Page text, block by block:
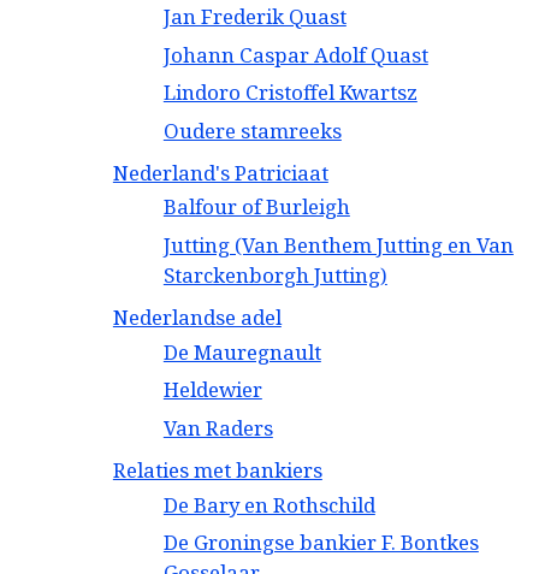
Jan Frederik Quast
Johann Caspar Adolf Quast
Lindoro Cristoffel Kwartsz
Oudere stamreeks
Nederland's Patriciaat
Balfour of Burleigh
Jutting (Van Benthem Jutting en Van
Starckenborgh Jutting)
Nederlandse adel
De Mauregnault
Heldewier
Van Raders
Relaties met bankiers
De Bary en Rothschild
De Groningse bankier F. Bontkes